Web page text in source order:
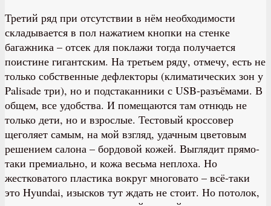
Третий ряд при отсутствии в нём необходимости
складывается в пол нажатием кнопки на стенке
багажника – отсек для поклажи тогда получается
поистине гигантским. На третьем ряду, отмечу, есть не
только собственные дефлекторы (климатических зон у
Palisade три), но и подстаканники с USB-разъёмами. В
общем, все удобства. И помещаются там отнюдь не
только дети, но и взрослые. Тестовый кроссовер
щеголяет самым, на мой взгляд, удачным цветовым
решением салона – бордовой кожей. Выглядит прямо-
таки премиально, и кожа весьма неплоха. Но
жестковатого пластика вокруг многовато – всё-таки
это Hyundai, изысков тут ждать не стоит. Но потолок,